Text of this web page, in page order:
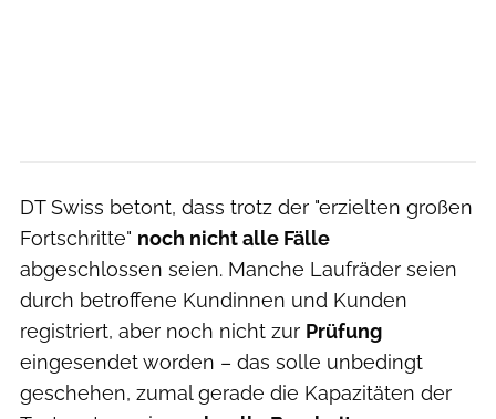
DT Swiss betont, dass trotz der "erzielten großen
Fortschritte" noch nicht alle Fälle
abgeschlossen seien. Manche Laufräder seien
durch betroffene Kundinnen und Kunden
registriert, aber noch nicht zur Prüfung
eingesendet worden – das solle unbedingt
geschehen, zumal gerade die Kapazitäten der